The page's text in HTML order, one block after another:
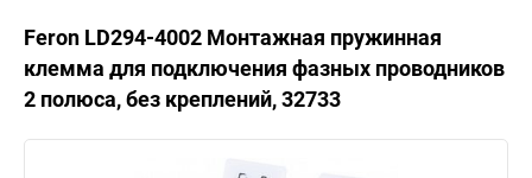
Feron LD294-4002 Монтажная пружинная
клемма для подключения фазных проводников
2 полюса, без креплений, 32733